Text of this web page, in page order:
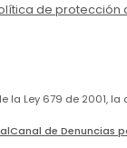
de protección
la Ley 679 de
Canal de Denuncias